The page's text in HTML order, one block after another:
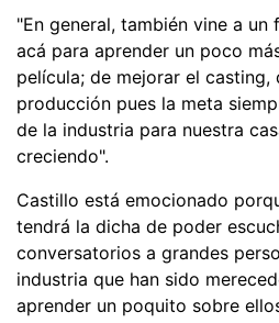
"En general, también vine a
acá para aprender un poco
película; de mejorar el casting,
producción pues la meta
de la industria para nuestra
creciendo".
Castillo está emocionado
tendrá la dicha de poder
conversatorios a grandes
industria que han sido
aprender un poquito sobre